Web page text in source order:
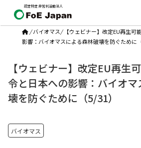
認定特定非営利活動法人
/ バイオマス/
【ウェビナー】改定EU再生
影響：バイオマスによる森林破壊を防ぐために（
【ウェビナー】改定EU再生
令と日本への影響：バイオマ
壊を防ぐために（5/31）
バイオマス